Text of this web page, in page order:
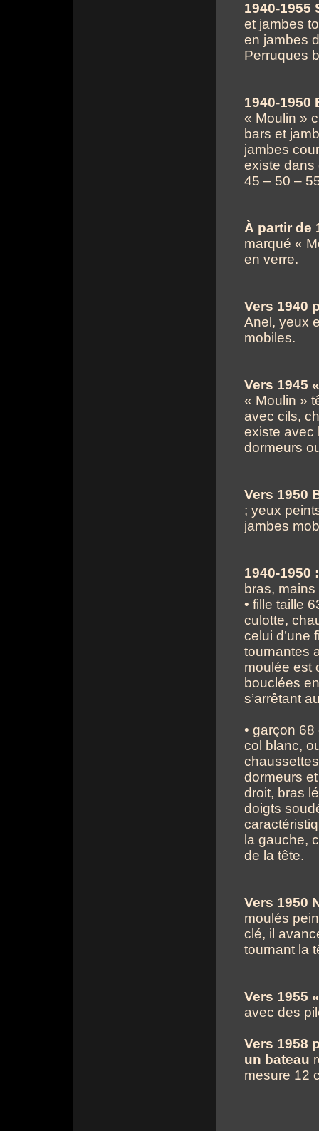
1940-1955
et jambes
en jambes
Perruques
1940-1950
« Moulin »
bars et
jambes
existe dans
45 – 50 –
À partir de
marqué «
en verre.
Vers 1940
Anel, yeux
mobiles.
Vers 1945
« Moulin »
avec cils,
existe avec
dormeurs
Vers 1950
; yeux
jambes
1940-1950
bras,
• fille taille
culotte,
celui d’une
tournantes
moulée est
bouclées
s’arrêtant
• garçon
col blanc,
dormeurs
droit, bras
doigts
la gauche,
de la tête.
Vers 1950
moulés
clé, il
tournant la
Vers 1955
avec des
Vers 1958
un bateau
mesure 12